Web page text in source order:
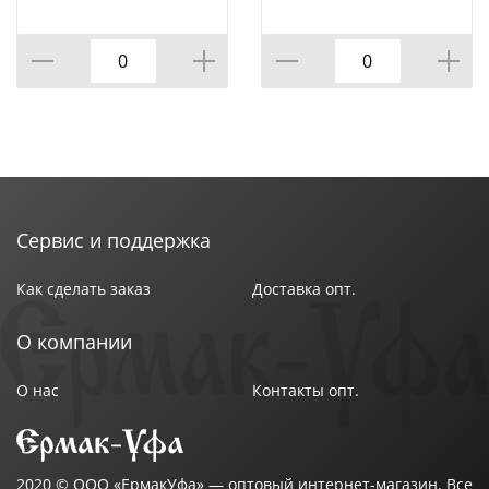
Покрытие фасада: ЛДСП
Система хранения: Двери
Стиль: Классический
Сервис и поддержка
Как сделать заказ Доставка опт.
О компании
О нас Контакты опт.
2020 © ООО «ЕрмакУфа» — оптовый интернет-магазин. Все